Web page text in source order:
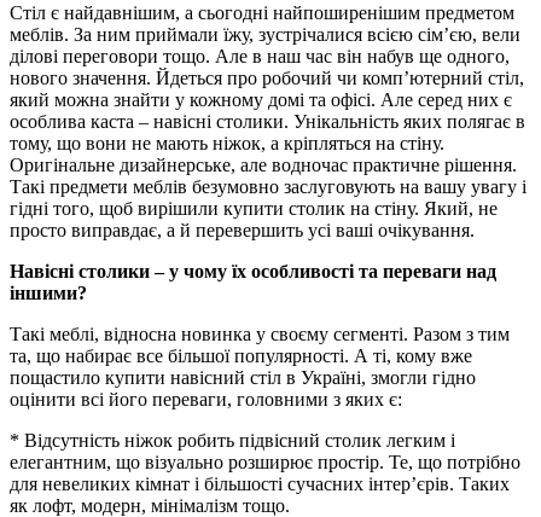
Стіл є найдавнішим, а сьогодні найпоширенішим предметом
меблів. За ним приймали їжу, зустрічалися всією сім’єю, вели
ділові переговори тощо. Але в наш час він набув ще одного,
нового значення. Йдеться про робочий чи комп’ютерний стіл,
який можна знайти у кожному домі та офісі. Але серед них є
особлива каста – навісні столики. Унікальність яких полягає в
тому, що вони не мають ніжок, а кріпляться на стіну.
Оригінальне дизайнерське, але водночас практичне рішення.
Такі предмети меблів безумовно заслуговують на вашу увагу і
гідні того, щоб вирішили купити столик на стіну. Який, не
просто виправдає, а й перевершить усі ваші очікування.
Навісні столики – у чому їх особливості та переваги над
іншими?
Такі меблі, відносна новинка у своєму сегменті. Разом з тим
та, що набирає все більшої популярності. А ті, кому вже
пощастило купити навісний стіл в Україні, змогли гідно
оцінити всі його переваги, головними з яких є:
* Відсутність ніжок робить підвісний столик легким і
елегантним, що візуально розширює простір. Те, що потрібно
для невеликих кімнат і більшості сучасних інтер’єрів. Таких
як лофт, модерн, мінімалізм тощо.